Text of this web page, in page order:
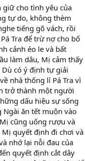
giữ cho tình yêu của
tự do, không thèm
tiếng gõ vách, rồi
Tra để trừ nợ cho bố
cảnh éo le và bất
làm dâu, Mị cảm thấy
có ý định tự giải
nhà thống lí Pá Tra vì
trở thành một người
dấu hiệu sự sống
Ngài ăn tết muộn vào
cũng uống rượu và
quyết định đi chơi và
nhớ lại nỗi đau của
quyết định cắt dây